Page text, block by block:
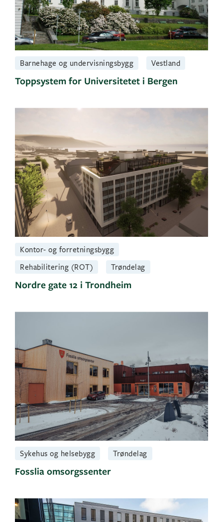
Barnehage og undervisningsbygg Vestland
Toppsystem for Universitetet i Bergen
Kontor- og forretningsbygg
Rehabilitering (ROT)
Trøndelag
Nordre gate 12 i Trondheim
Sykehus og helsebygg Trøndelag
Fosslia omsorgssenter